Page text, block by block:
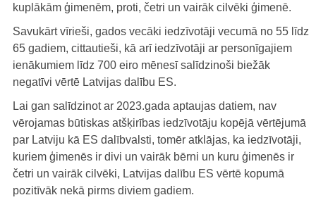
kuplākām ģimenēm, proti, četri un vairāk cilvēki ģimenē.
Savukārt vīrieši, gados vecāki iedzīvotāji vecumā no 55 līdz
65 gadiem, cittautieši, kā arī iedzīvotāji ar personīgajiem
ienākumiem līdz 700 eiro mēnesī salīdzinoši biežāk
negatīvi vērtē Latvijas dalību ES.
Lai gan salīdzinot ar 2023.gada aptaujas datiem, nav
vērojamas būtiskas atšķirības iedzīvotāju kopējā vērtējumā
par Latviju kā ES dalībvalsti, tomēr atklājas, ka iedzīvotāji,
kuriem ģimenēs ir divi un vairāk bērni un kuru ģimenēs ir
četri un vairāk cilvēki, Latvijas dalību ES vērtē kopumā
pozitīvāk nekā pirms diviem gadiem.